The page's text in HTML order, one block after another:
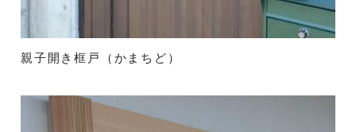
親子開き框戸（かまちど）